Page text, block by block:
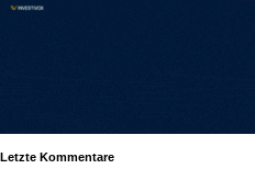
Letzte Kommentare